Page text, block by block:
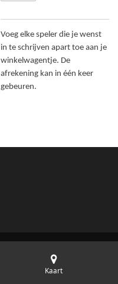
Voeg elke speler die je wenst
in te schrijven apart toe aan je
winkelwagentje. De
afrekening kan in één keer
gebeuren.
Kaart